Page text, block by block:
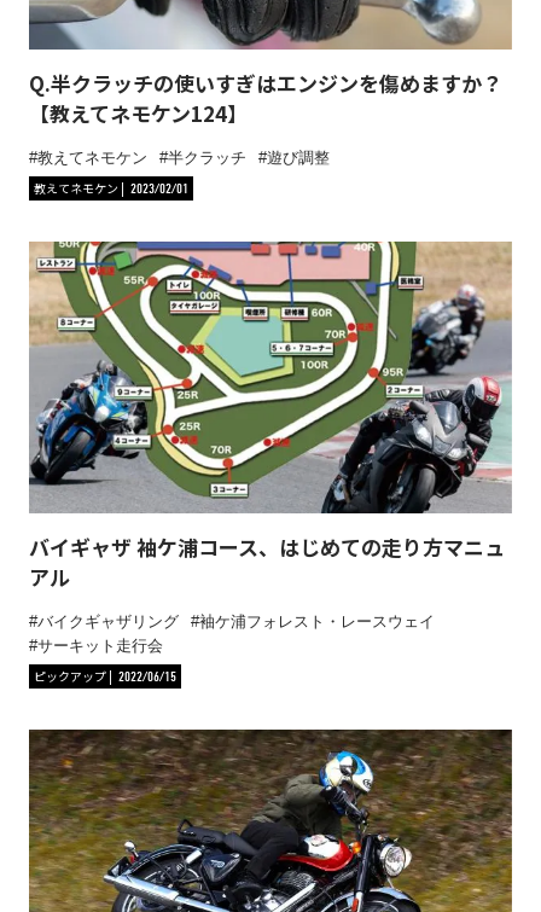
Q.半クラッチの使いすぎはエンジンを傷めますか？
【教えてネモケン124】
教えてネモケン 半クラッチ
遊び調整
教えてネモケン
2023/02/01
バイギャザ 袖ケ浦コース、はじめての走り方マニュ
アル
バイクギャザリング
袖ケ浦フォレスト・レースウェイ
サーキット走行会
ピックアップ
2022/06/15